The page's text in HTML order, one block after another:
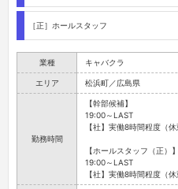
［正］ホールスタッフ
業種 キャバクラ
エリア 松浜町／広島県
勤務時間
【幹部候補】
19:00～LAST
【社】実働8時間程度（休
【ホールスタッフ（正）】
19:00～LAST
【社】実働8時間程度（休